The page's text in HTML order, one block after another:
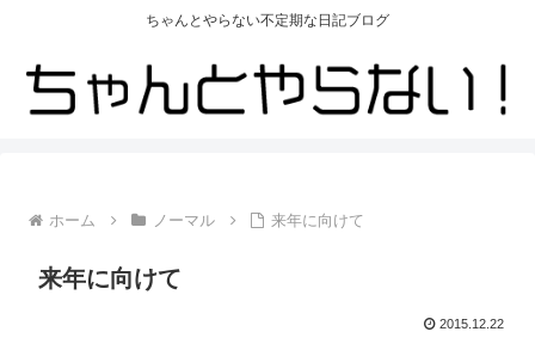
ちゃんとやらない不定期な日記ブログ
ホーム ノーマル 来年に向けて
来年に向けて
2015.12.22